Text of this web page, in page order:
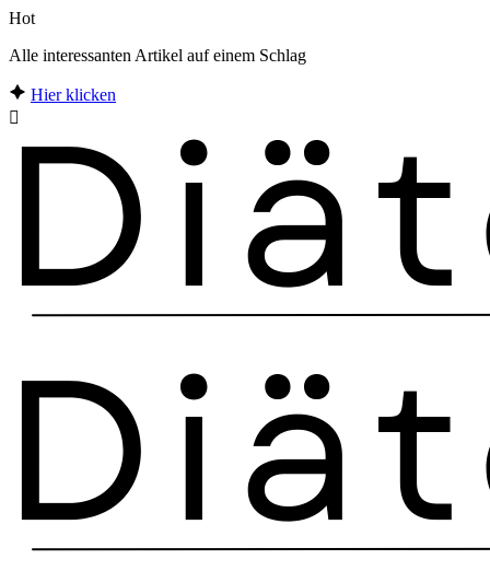
Hot
Alle interessanten Artikel auf einem Schlag
Hier klicken